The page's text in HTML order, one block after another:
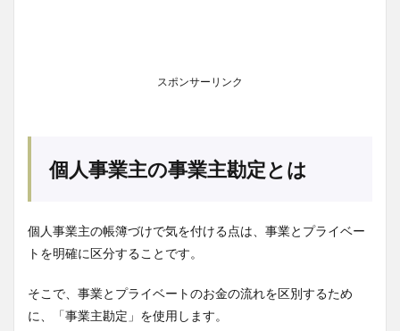
スポンサーリンク
個人事業主の事業主勘定とは
個人事業主の帳簿づけで気を付ける点は、事業とプライベー
トを明確に区分することです。
そこで、事業とプライベートのお金の流れを区別するため
に、「事業主勘定」を使用します。